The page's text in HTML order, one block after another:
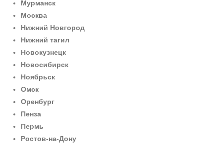
Мурманск
Москва
Нижний Новгород
Нижний тагил
Новокузнецк
Новосибирск
Ноябрьск
Омск
Оренбург
Пенза
Пермь
Ростов-на-Дону